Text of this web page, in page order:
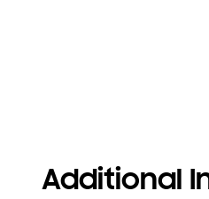
Additional